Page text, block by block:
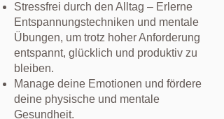
Stressfrei durch den Alltag – Erlerne
Entspannungstechniken und mentale
Übungen, um trotz hoher Anforderung
entspannt, glücklich und produktiv zu
bleiben.
Manage deine Emotionen und fördere
deine physische und mentale
Gesundheit.